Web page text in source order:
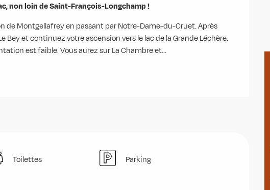
non loin de Saint-François-Longchamp !
de Montgellafrey en passant par Notre-Dame-du-Cruet. Après
Bey et continuez votre ascension vers le lac de la Grande Léchère.
est faible. Vous aurez sur La Chambre et...
Toilettes Parking